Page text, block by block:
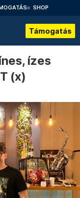
SHOP
Támogatás
ízes
(x)